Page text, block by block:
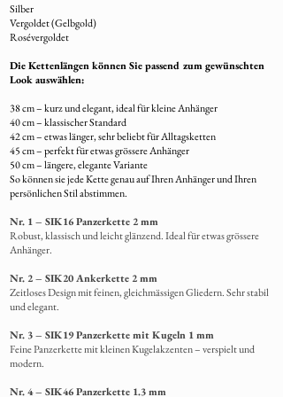
Nach Fertigstellung wird Ihr Schmuckstück
liebevoll verpackt und per A+ Post
(Einwurfeinschreiben)versendet.
8. Rücksendung von Restmaterial
selbstverständlichmit dem fertigen
Schmuck zurückgeschickt.
Silber
Vergoldet (Gelbgold)
Rosévergoldet
Die Kettenlängen können Sie passend zum gewünschten
Look auswählen:
38 cm – kurz und elegant, ideal für kleine Anhänger
40 cm – klassischer Standard
42 cm – etwas länger, sehr beliebt für Alltagsketten
45 cm – perfekt für etwas grössere Anhänger
50 cm – längere, elegante Variante
So können sie jede Kette genau auf Ihren Anhänger und Ihren
persönlichen Stil abstimmen.
Nr. 1 – SIK16 Panzerkette 2 mm
Robust, klassisch und leicht glänzend. Ideal für etwas grössere
Anhänger.
Nr. 2 – SIK20 Ankerkette 2 mm
Zeitloses Design mit feinen, gleichmässigen Gliedern. Sehr stabil
und elegant.
Nr. 3 – SIK19 Panzerkette mit Kugeln 1 mm
Feine Panzerkette mit kleinen Kugelakzenten – verspielt und
modern.
Nr. 4 – SIK46 Panzerkette 1.3 mm